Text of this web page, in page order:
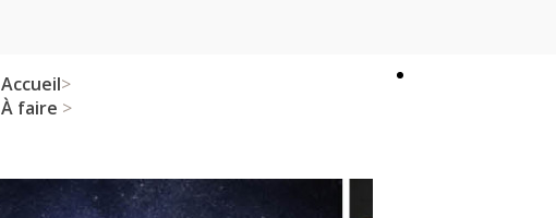
Accueil>
À faire >